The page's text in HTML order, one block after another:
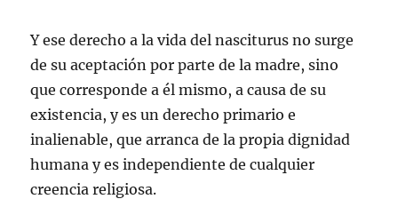
Y ese derecho a la vida del nasciturus no surge
de su aceptación por parte de la madre, sino
que corresponde a él mismo, a causa de su
existencia, y es un derecho primario e
inalienable, que arranca de la propia dignidad
humana y es independiente de cualquier
creencia religiosa.